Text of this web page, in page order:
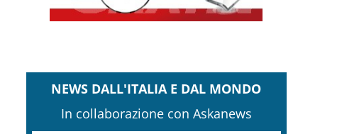
NEWS DALL'ITALIA E DAL MONDO
In collaborazione con Askanews